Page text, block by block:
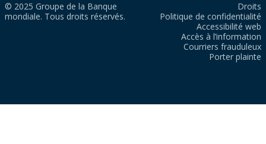
© 2025 Groupe de la Banque
mondiale. Tous droits réservés.
Droits
Politique de confidentialité
Accessibilité web
Accès à l’information
Courriers frauduleux
Porter plainte